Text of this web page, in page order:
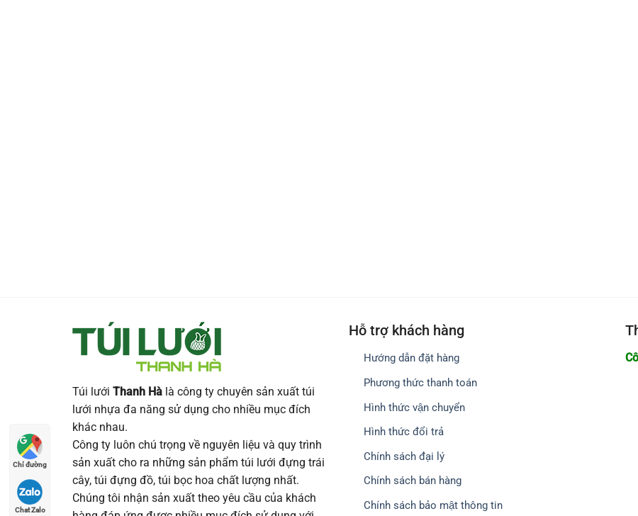
Túi lưới Thanh Hà là công ty chuyên sản xuất túi
lưới nhựa đa năng sử dụng cho nhiều mục đích
khác nhau.
Công ty luôn chú trọng về nguyên liệu và quy trình
sản xuất cho ra những sản phẩm túi lưới đựng trái
cây, túi đựng đồ, túi bọc hoa chất lượng nhất.
Chúng tôi nhận sản xuất theo yêu cầu của khách
Hỗ trợ khách hàng
Hướng dẫn đặt hàng
Phương thức thanh toán
Hình thức vận chuyển
Hình thức đổi trả
Chính sách đại lý
Chính sách bán hàng
Chính sách bảo mật thông tin
Chỉ đường
Chat Zalo